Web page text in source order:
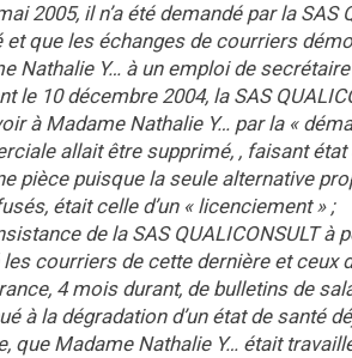
2005, il n’a été demandé par la
et que les échanges de courriers
Nathalie Y… à un emploi de
le 10 décembre 2004, la SAS
à Madame Nathalie Y… par la «
allait être supprimé, , faisant
pièce puisque la seule alternative
était celle d’un « licenciement » ;
de la SAS QUALICONSULT
courriers de cette dernière et ceux
4 mois durant, de bulletins de
à la dégradation d’un état de santé
que Madame Nathalie Y… était